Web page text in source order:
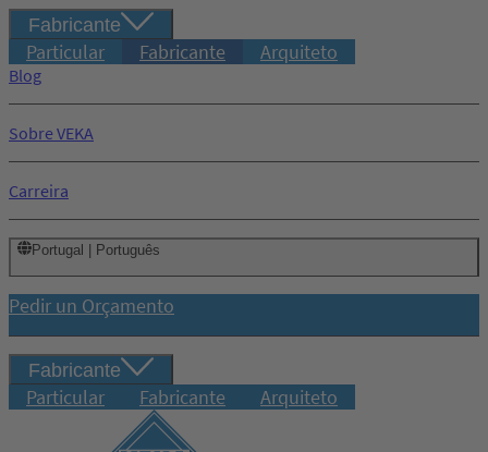
Fabricante
Particular Fabricante Arquiteto
Blog
Sobre VEKA
Carreira
Portugal | Português
Pedir un Orçamento
Fabricante
Particular Fabricante Arquiteto